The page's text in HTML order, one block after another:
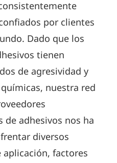
por clientes
Dado que los
tienen
de agresividad y
nuestra red
de adhesivos nos ha
diversos
aplicación, factores